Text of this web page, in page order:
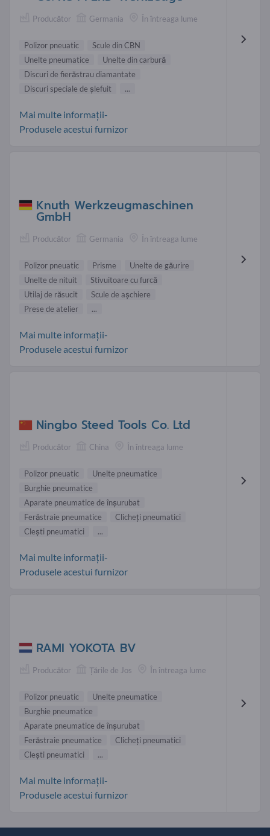
Producător Germania În întreaga lume
Polizor pneuatic
Scule din CBN
Unelte pneumatice
Unelte din carbură
Discuri de fierăstrau diamantate
Discuri speciale de şlefuit
...
Mai multe informații-
Produsele acestui furnizor
Knuth Werkzeugmaschinen
GmbH
Producător Germania În întreaga lume
Polizor pneuatic Prisme
Unelte de găurire
Unelte de nituit
Stivuitoare cu furcă
Utilaj de răsucit
Scule de aşchiere
Prese de atelier
...
Mai multe informații-
Produsele acestui furnizor
Ningbo Steed Tools Co. Ltd
Producător China În întreaga lume
Polizor pneuatic
Unelte pneumatice
Burghie pneumatice
Aparate pneumatice de înşurubat
Ferăstraie pneumatice
Clicheți pneumatici
Clești pneumatici
...
Mai multe informații-
Produsele acestui furnizor
RAMI YOKOTA BV
Producător Țările de Jos În întreaga lume
Polizor pneuatic
Unelte pneumatice
Burghie pneumatice
Aparate pneumatice de înşurubat
Ferăstraie pneumatice
Clicheți pneumatici
Clești pneumatici
...
Mai multe informații-
Produsele acestui furnizor